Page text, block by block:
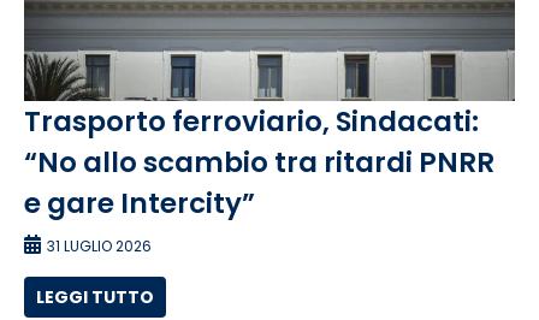
Trasporto ferroviario, Sindacati:
“No allo scambio tra ritardi PNRR
e gare Intercity”
31 LUGLIO 2026
LEGGI TUTTO